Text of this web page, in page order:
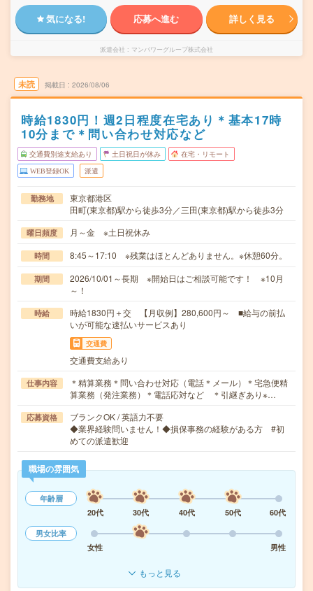
気になる! 応募へ進む 詳しく見る
派遣会社 マンパワーグループ株式会社
未読 掲載日 2026/08/06
時給1830円！週2日程度在宅あり＊基本17時
10分まで＊問い合わせ対応など
交通費別途支給あり 土日祝日が休み 在宅・リモート
WEB登録OK 派遣
勤務地
東京都港区
田町(東京都)駅から徒歩3分／三田(東京都)駅から徒歩3分
曜日頻度 月～金 ※土日祝休み
時間 8:45～17:10 ※残業はほとんどありません。※休憩60分。
期間
2026/10/01～長期 ※開始日はご相談可能です！ ※10月
～！
時給
時給1830円＋交 【月収例】280,600円～ ■給与の前払
いが可能な速払いサービスあり
交通費
交通費支給あり
仕事内容
＊精算業務＊問い合わせ対応（電話＊メール）＊宅急便精
算業務（発注業務）＊電話応対など ＊引継ぎあり※…
応募資格
ブランクOK / 英語力不要
◆業界経験問いません！◆損保事務の経験がある方 #初
めての派遣歓迎
職場の雰囲気
年齢層
20代
30代 40代 50代
60代
男女比率
女性
男性
もっと見る